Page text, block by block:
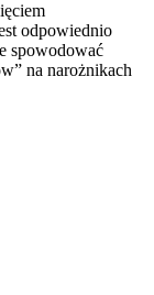
odpowiednio
spowodować
na narożnikach